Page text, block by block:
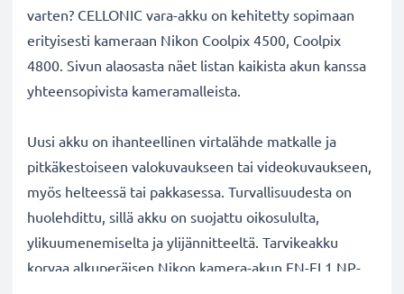
varten? CELLONIC vara-akku on kehitetty sopimaan
erityisesti kameraan Nikon Coolpix 4500, Coolpix
4800. Sivun alaosasta näet listan kaikista akun kanssa
yhteensopivista kameramalleista.
Uusi akku on ihanteellinen virtalähde matkalle ja
pitkäkestoiseen valokuvaukseen tai videokuvaukseen,
myös helteessä tai pakkasessa. Turvallisuudesta on
huolehdittu, sillä akku on suojattu oikosululta,
ylikuumenemiselta ja ylijännitteeltä. Tarvikeakku
korvaa alkuperäisen Nikon kamera-akun EN-EL1,NP-